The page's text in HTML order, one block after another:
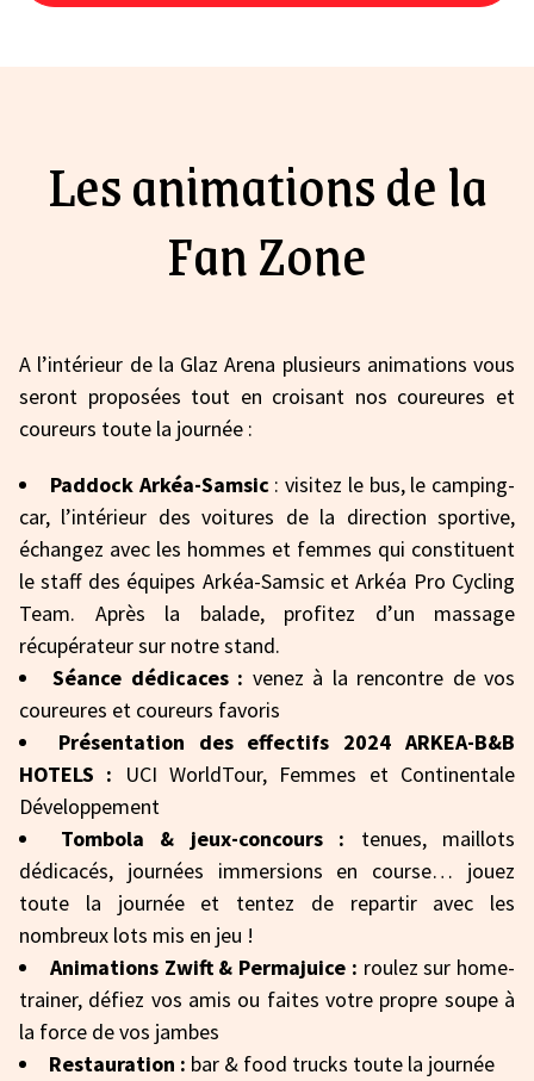
Les animations de la
Fan Zone
A l’intérieur de la Glaz Arena plusieurs animations vous
seront proposées tout en croisant nos coureures et
coureurs toute la journée :
Paddock Arkéa-Samsic : visitez le bus, le camping-
car, l’intérieur des voitures de la direction sportive,
échangez avec les hommes et femmes qui constituent
le staff des équipes Arkéa-Samsic et Arkéa Pro Cycling
Team. Après la balade, profitez d’un massage
récupérateur sur notre stand.
Séance dédicaces : venez à la rencontre de vos
coureures et coureurs favoris
Présentation des effectifs 2024 ARKEA-B&B
HOTELS : UCI WorldTour, Femmes et Continentale
Développement
Tombola & jeux-concours : tenues, maillots
dédicacés, journées immersions en course… jouez
toute la journée et tentez de repartir avec les
nombreux lots mis en jeu !
Animations Zwift & Permajuice : roulez sur home-
trainer, défiez vos amis ou faites votre propre soupe à
la force de vos jambes
Restauration : bar & food trucks toute la journée